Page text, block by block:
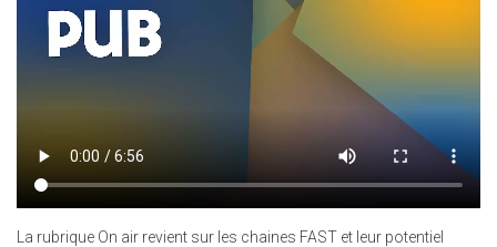
La rubrique On air revient sur les chaines FAST et leur potentiel